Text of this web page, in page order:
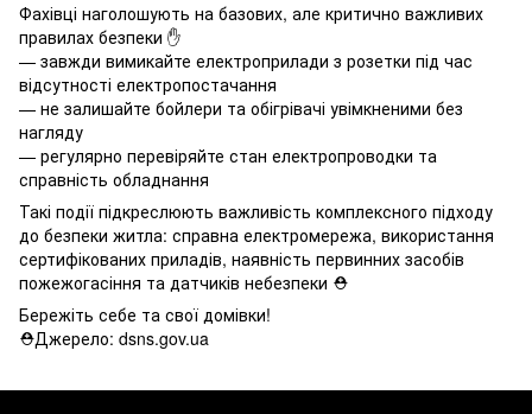
Фахівці наголошують на базових, але критично важливих
правилах безпеки ✋
— завжди вимикайте електроприлади з розетки під час
відсутності електропостачання
— не залишайте бойлери та обігрівачі увімкненими без
нагляду
— регулярно перевіряйте стан електропроводки та
справність обладнання
Такі події підкреслюють важливість комплексного підходу
до безпеки житла: справна електромережа, використання
сертифікованих приладів, наявність первинних засобів
пожежогасіння та датчиків небезпеки ⛑️
Бережіть себе та свої домівки!
⛑Джерело: dsns.gov.ua